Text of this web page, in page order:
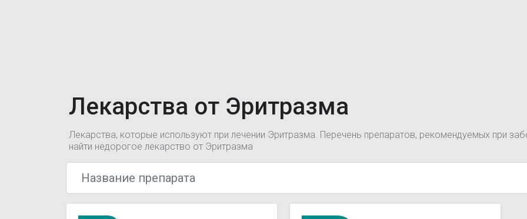
Лекарства от Эритразма
Лекарства, которые используют при лечении Эритразма. Перечень препаратов, рекомендуемых при
найти недорогое лекарство от Эритразма